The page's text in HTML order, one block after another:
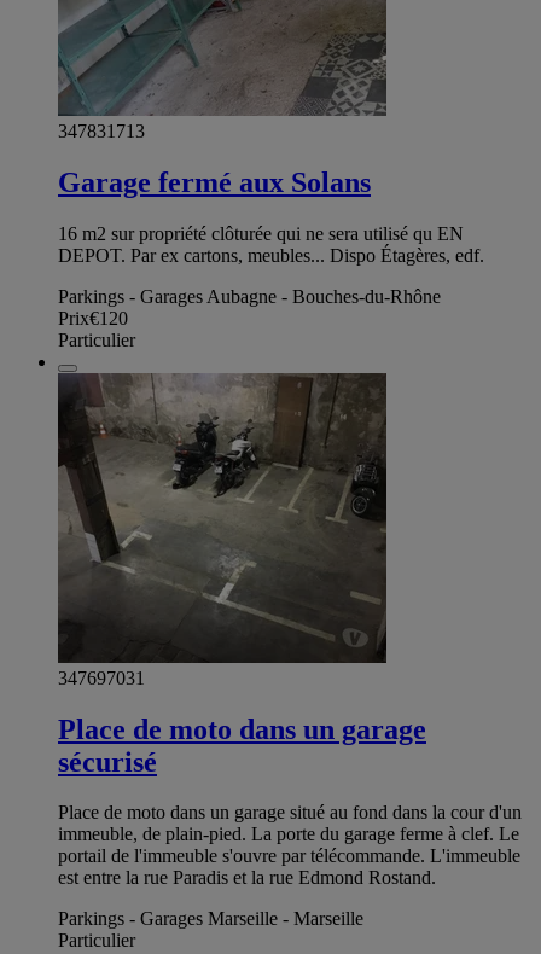
347831713
Garage fermé aux Solans
16 m2 sur propriété clôturée qui ne sera utilisé qu EN
DEPOT. Par ex cartons, meubles... Dispo Étagères, edf.
Parkings - Garages Aubagne - Bouches-du-Rhône
Prix€120
Particulier
347697031
Place de moto dans un garage
sécurisé
Place de moto dans un garage situé au fond dans la cour d'un
immeuble, de plain-pied. La porte du garage ferme à clef. Le
portail de l'immeuble s'ouvre par télécommande. L'immeuble
est entre la rue Paradis et la rue Edmond Rostand.
Parkings - Garages Marseille - Marseille
Particulier